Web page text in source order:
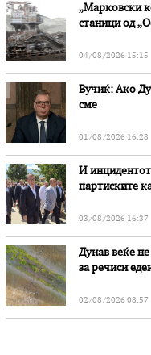
„Марковски
станици од
04/08/2026 15:15
Вучиќ: Ако
сме
01/08/2026 16:28
И
партиските
03/08/2026 16:37
Дунав веќе
за речиси
02/08/2026 08:57